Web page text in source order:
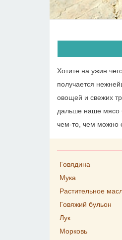
Хотите на ужин
получается
овощей и свежих
дальше наше мясо
чем-то, чем можно
Говядина
Мука
Растительное
Говяжий бульон
Лук
Морковь